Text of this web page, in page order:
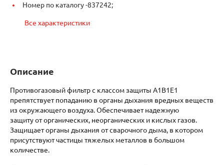
Номер по каталогу -837242;
Все характеристики
Описание
Противогазовый фильтр с классом защиты A1B1E1
препятствует попаданию в органы дыхания вредных веществ
из окружающего воздуха. Обеспечивает надежную
защиту от органических, неорганических и кислых газов.
Защищает органы дыхания от сварочного дыма, в котором
присутствуют частицы тяжелых металлов в большом
количестве.